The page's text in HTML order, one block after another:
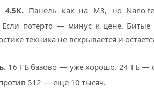
4.5K. Панель как на M3, но Nano-
Если потёрто — минус к цене.
техника не вскрывается и
16 ГБ базово — уже хорошо. 24 ГБ —
512 — ещё 10 тысяч.